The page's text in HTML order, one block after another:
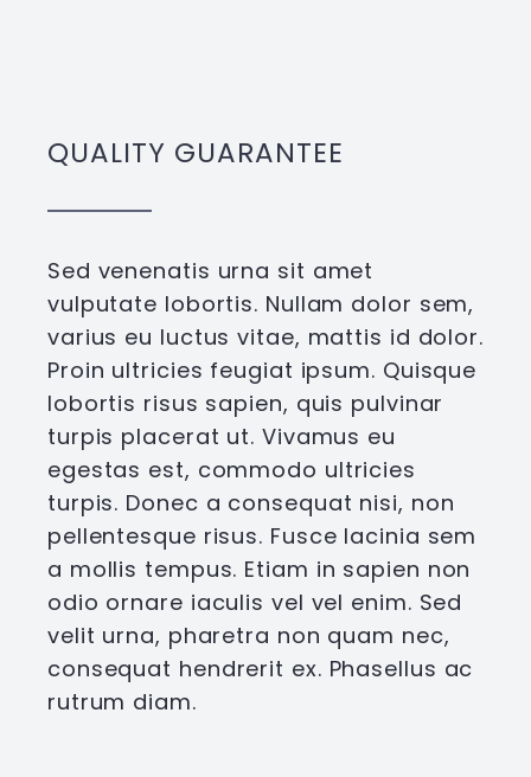
QUALITY GUARANTEE
Sed venenatis urna sit amet
vulputate lobortis. Nullam dolor sem,
varius eu luctus vitae, mattis id dolor.
Proin ultricies feugiat ipsum. Quisque
lobortis risus sapien, quis pulvinar
turpis placerat ut. Vivamus eu
egestas est, commodo ultricies
turpis. Donec a consequat nisi, non
pellentesque risus. Fusce lacinia sem
a mollis tempus. Etiam in sapien non
odio ornare iaculis vel vel enim. Sed
velit urna, pharetra non quam nec,
consequat hendrerit ex. Phasellus ac
rutrum diam.